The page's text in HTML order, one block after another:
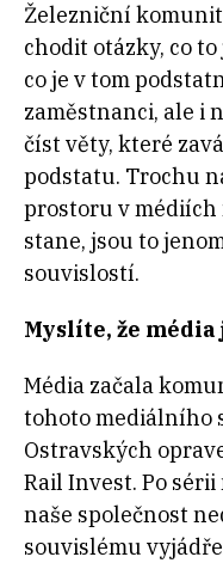
Železniční
chodit otázky, co
co je v tom
zaměstnanci, ale i
číst věty, které
podstatu. Trochu
prostoru v médiích
stane, jsou to
souvislostí.
Myslíte, že
Média začala
tohoto mediálního
Ostravských
Rail Invest. Po
naše společnost
souvislému